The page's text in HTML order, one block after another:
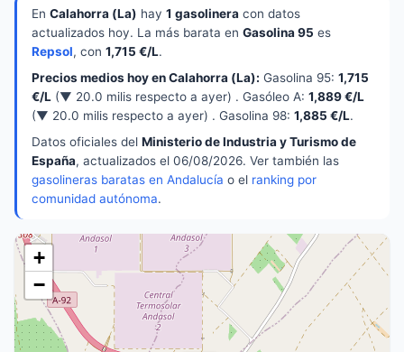
En Calahorra (La) hay 1 gasolinera con datos
actualizados hoy. La más barata en Gasolina 95 es
Repsol, con 1,715 €/L.
Precios medios hoy en Calahorra (La): Gasolina 95: 1,715
€/L (▼ 20.0 milis respecto a ayer) . Gasóleo A: 1,889 €/L
(▼ 20.0 milis respecto a ayer) . Gasolina 98: 1,885 €/L.
Datos oficiales del Ministerio de Industria y Turismo de
España, actualizados el 06/08/2026. Ver también las
gasolineras baratas en Andalucía o el ranking por
comunidad autónoma.
+
−